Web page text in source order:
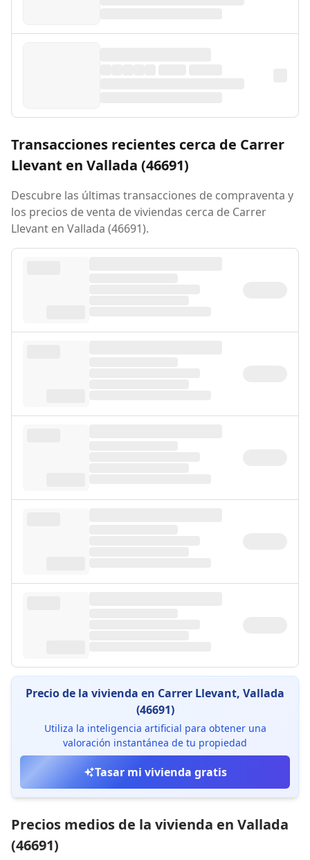
Transacciones recientes cerca de Carrer
Llevant en Vallada (46691)
Descubre las últimas transacciones de compraventa y
los precios de venta de viviendas cerca de Carrer
Llevant en Vallada (46691).
Precio de la vivienda en Carrer Llevant, Vallada
(46691)
Utiliza la inteligencia artificial para obtener una
valoración instantánea de tu propiedad
Tasar mi vivienda gratis
Precios medios de la vivienda en Vallada
(46691)